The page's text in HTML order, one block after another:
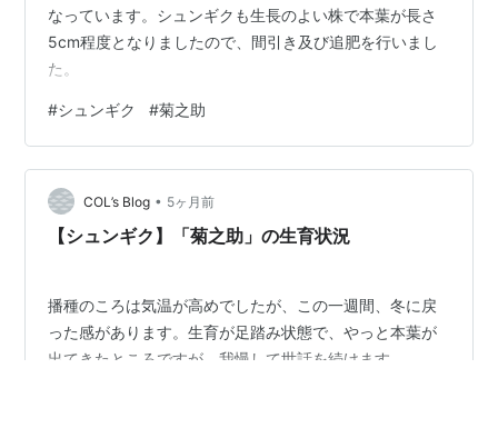
なっています。シュンギクも生長のよい株で本葉が長さ
5cm程度となりましたので、間引き及び追肥を行いまし
た。
#シュンギク #菊之助
COL’s Blog • 5ヶ月前
【シュンギク】「菊之助」の生育状況